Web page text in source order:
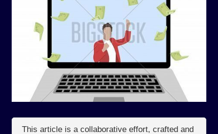
This article is a collaborative effort, crafted and